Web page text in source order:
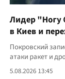
Лидер "Ногу
в Киев и
Покровский
атаки ракет и
5.08.2026 13:45